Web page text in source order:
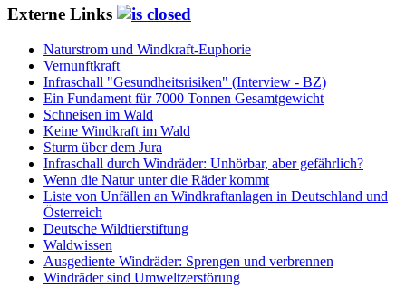
Externe Links
Naturstrom und Windkraft-Euphorie
Vernunftkraft
Infraschall "Gesundheitsrisiken" (Interview - BZ)
Ein Fundament für 7000 Tonnen Gesamtgewicht
Schneisen im Wald
Keine Windkraft im Wald
Sturm über dem Jura
Infraschall durch Windräder: Unhörbar, aber gefährlich?
Wenn die Natur unter die Räder kommt
Liste von Unfällen an Windkraftanlagen in Deutschland und
Österreich
Deutsche Wildtierstiftung
Waldwissen
Ausgediente Windräder: Sprengen und verbrennen
Windräder sind Umweltzerstörung